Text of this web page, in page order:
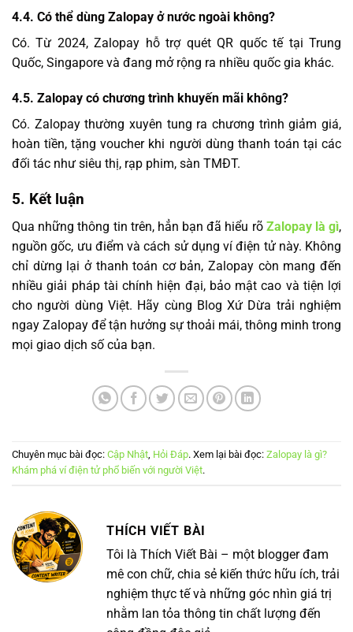
4.4. Có thể dùng Zalopay ở nước ngoài không?
Có. Từ 2024, Zalopay hỗ trợ quét QR quốc tế tại Trung
Quốc, Singapore và đang mở rộng ra nhiều quốc gia khác.
4.5. Zalopay có chương trình khuyến mãi không?
Có. Zalopay thường xuyên tung ra chương trình giảm giá,
hoàn tiền, tặng voucher khi người dùng thanh toán tại các
đối tác như siêu thị, rạp phim, sàn TMĐT.
5. Kết luận
Qua những thông tin trên, hẳn bạn đã hiểu rõ Zalopay là gì,
nguồn gốc, ưu điểm và cách sử dụng ví điện tử này. Không
chỉ dừng lại ở thanh toán cơ bản, Zalopay còn mang đến
nhiều giải pháp tài chính hiện đại, bảo mật cao và tiện lợi
cho người dùng Việt. Hãy cùng Blog Xứ Dừa trải nghiệm
ngay Zalopay để tận hưởng sự thoải mái, thông minh trong
mọi giao dịch số của bạn.
Chuyên mục bài đọc: Cập Nhật, Hỏi Đáp. Xem lại bài đọc: Zalopay là gì?
Khám phá ví điện tử phổ biến với người Việt.
THÍCH VIẾT BÀI
Tôi là Thích Viết Bài – một blogger đam
mê con chữ, chia sẻ kiến thức hữu ích, trải
nghiệm thực tế và những góc nhìn giá trị
nhằm lan tỏa thông tin chất lượng đến